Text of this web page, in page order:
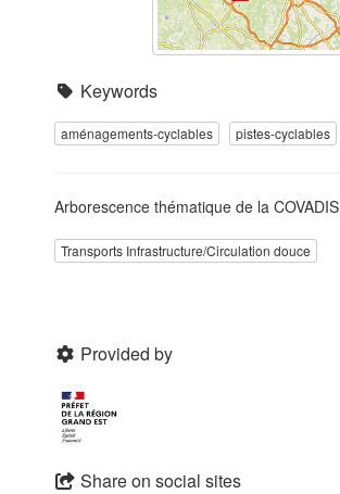
Keywords
aménagements-cyclables pistes-cyclables
Arborescence thématique de la COVADIS
Transports Infrastructure/Circulation douce
Provided by
Share on social sites